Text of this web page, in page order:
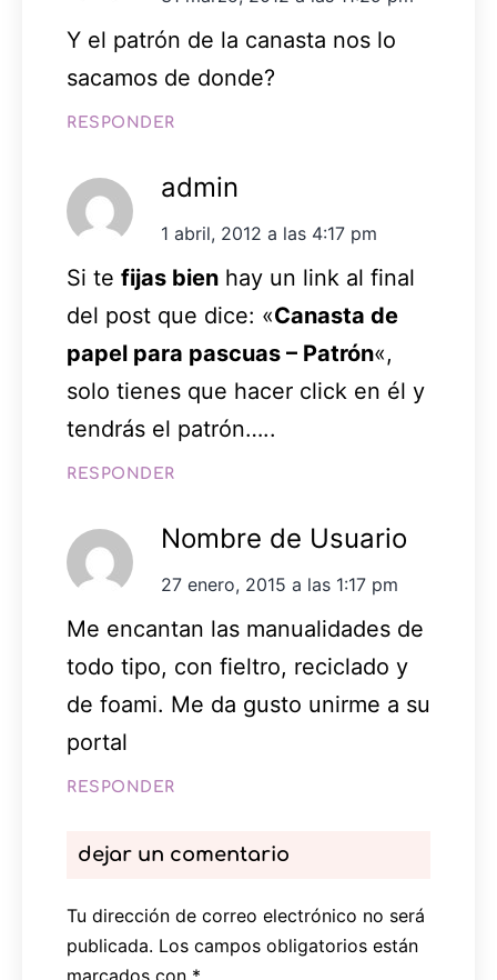
Y el patrón de la canasta nos lo
sacamos de donde?
RESPONDER
admin
1 abril, 2012 a las 4:17 pm
Si te fijas bien hay un link al final
del post que dice: «Canasta de
papel para pascuas – Patrón«,
solo tienes que hacer click en él y
tendrás el patrón…..
RESPONDER
Nombre de Usuario
27 enero, 2015 a las 1:17 pm
Me encantan las manualidades de
todo tipo, con fieltro, reciclado y
de foami. Me da gusto unirme a su
portal
RESPONDER
dejar un comentario
Tu dirección de correo electrónico no será
publicada. Los campos obligatorios están